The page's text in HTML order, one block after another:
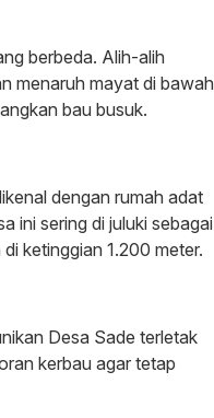
berbeda. Alih-alih
menaruh mayat di bawah
bau busuk.
dengan rumah adat
ini sering di juluki sebagai
ketinggian 1.200 meter.
Desa Sade terletak
kerbau agar tetap